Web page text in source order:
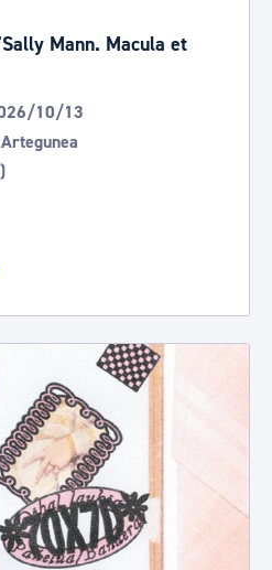
Mann. Macula et
10/13